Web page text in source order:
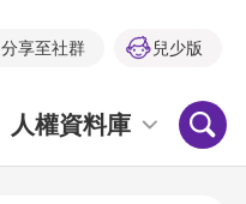
分享至社群 兒少版
人權資料庫